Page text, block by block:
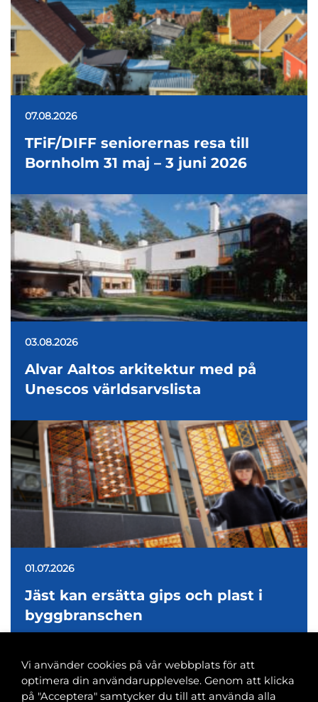
07.08.2026
TFiF/DIFF seniorernas resa till
Bornholm 31 maj – 3 juni 2026
03.08.2026
Alvar Aaltos arkitektur med på
Unescos världsarvslista
01.07.2026
Jäst kan ersätta gips och plast i
byggbranschen
Vi använder cookies på vår webbplats för att
optimera din användarupplevelse. Genom att klicka
på "Acceptera" samtycker du till att använda alla